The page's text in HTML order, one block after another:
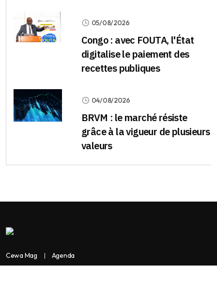
05/08/2026
Congo : avec FOUTA, l'État
digitalise le paiement des
recettes publiques
04/08/2026
BRVM : le marché résiste
grâce à la vigueur de plusieurs
valeurs
Cewa Mag Agenda